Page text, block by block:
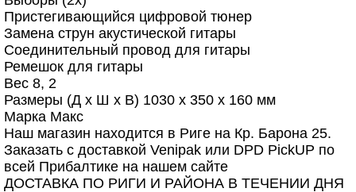
Пристегивающийся цифровой тюнер
Замена струн акустической гитары
Соединительный провод для гитары
Ремешок для гитары
Вес 8, 2
Размеры (Д х Ш х В) 1030 х 350 х 160 мм
Марка Макс
Наш магазин находится в Риге на Кр. Барона 25.
Заказать с доставкой Venipak или DPD PickUP по
всей Прибалтике на нашем сайте
ДОСТАВКА ПО РИГИ И РАЙОНА В ТЕЧЕНИИ ДНЯ